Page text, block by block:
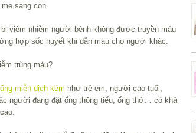
sang con.
viêm nhiễm người bệnh không được truyền máu
hợp sốc huyết khi dẫn máu cho người khác.
trùng máu?
miễn dịch kém như trẻ em, người cao tuổi,
người đang đặt ống thông tiểu, ống thở… có khả